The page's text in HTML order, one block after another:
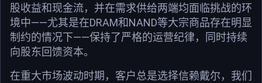
股收益和现金流，并在需求供给两端均面临挑战的环
境中——尤其是在DRAM和NAND等大宗商品存在明显
制约的情况下——保持了严格的运营纪律，同时持续
向股东回馈资本。
在重大市场波动时期，客户总是选择信赖戴尔，我们